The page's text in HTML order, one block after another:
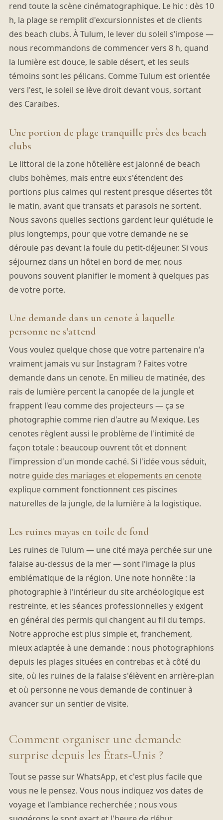
rend toute la scène cinématographique. Le hic : dès 10
h, la plage se remplit d'excursionnistes et de clients
des beach clubs. À Tulum, le lever du soleil s'impose —
nous recommandons de commencer vers 8 h, quand
la lumière est douce, le sable désert, et les seuls
témoins sont les pélicans. Comme Tulum est orientée
vers l'est, le soleil se lève droit devant vous, sortant
des Caraïbes.
Une portion de plage tranquille près des beach
clubs
Le littoral de la zone hôtelière est jalonné de beach
clubs bohèmes, mais entre eux s'étendent des
portions plus calmes qui restent presque désertes tôt
le matin, avant que transats et parasols ne sortent.
Nous savons quelles sections gardent leur quiétude le
plus longtemps, pour que votre demande ne se
déroule pas devant la foule du petit-déjeuner. Si vous
séjournez dans un hôtel en bord de mer, nous
pouvons souvent planifier le moment à quelques pas
de votre porte.
Une demande dans un cenote à laquelle
personne ne s'attend
Vous voulez quelque chose que votre partenaire n'a
vraiment jamais vu sur Instagram ? Faites votre
demande dans un cenote. En milieu de matinée, des
rais de lumière percent la canopée de la jungle et
frappent l'eau comme des projecteurs — ça se
photographie comme rien d'autre au Mexique. Les
cenotes règlent aussi le problème de l'intimité de
façon totale : beaucoup ouvrent tôt et donnent
l'impression d'un monde caché. Si l'idée vous séduit,
notre guide des mariages et elopements en cenote
explique comment fonctionnent ces piscines
naturelles de la jungle, de la lumière à la logistique.
Les ruines mayas en toile de fond
Les ruines de Tulum — une cité maya perchée sur une
falaise au-dessus de la mer — sont l'image la plus
emblématique de la région. Une note honnête : la
photographie à l'intérieur du site archéologique est
restreinte, et les séances professionnelles y exigent
en général des permis qui changent au fil du temps.
Notre approche est plus simple et, franchement,
mieux adaptée à une demande : nous photographions
depuis les plages situées en contrebas et à côté du
site, où les ruines de la falaise s'élèvent en arrière-plan
et où personne ne vous demande de continuer à
avancer sur un sentier de visite.
Comment organiser une demande
surprise depuis les États-Unis ?
Tout se passe sur WhatsApp, et c'est plus facile que
vous ne le pensez. Vous nous indiquez vos dates de
voyage et l'ambiance recherchée ; nous vous